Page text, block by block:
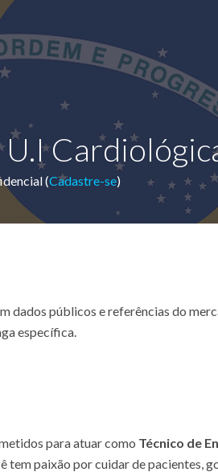
(Cadastre-se)
dados públicos e referências do
específica.
para atuar como Técnico de
tem paixão por cuidar de pacientes,